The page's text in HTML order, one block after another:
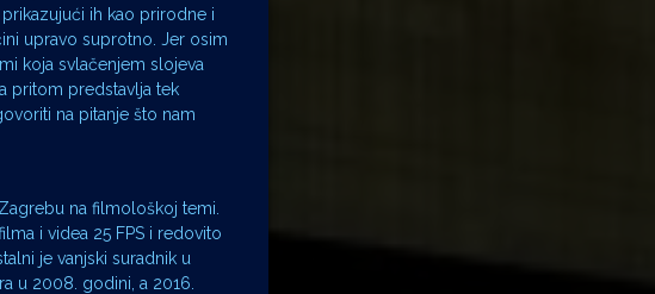
ih kao prirodne i
upravo suprotno. Jer osim
koja svlačenjem slojeva
pritom predstavlja tek
na pitanje što nam
na filmološkoj temi.
i videa 25 FPS i redovito
je vanjski suradnik u
u 2008. godini, a 2016.